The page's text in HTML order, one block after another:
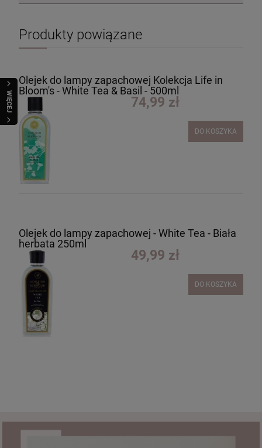
WIĘCEJ
Produkty powiązane
Olejek do lampy zapachowej Kolekcja Life in
Bloom's - White Tea & Basil - 500ml
74,99 zł
DO KOSZYKA
Olejek do lampy zapachowej - White Tea - Biała
herbata 250ml
49,99 zł
DO KOSZYKA